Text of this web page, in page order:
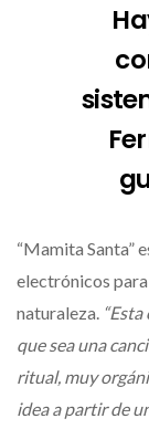
“Mamita Santa”
electrónicos para
naturaleza.
que sea una
ritual, muy
idea a partir de